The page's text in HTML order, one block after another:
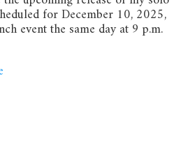
for December 10, 2025,
event the same day at 9 p.m.